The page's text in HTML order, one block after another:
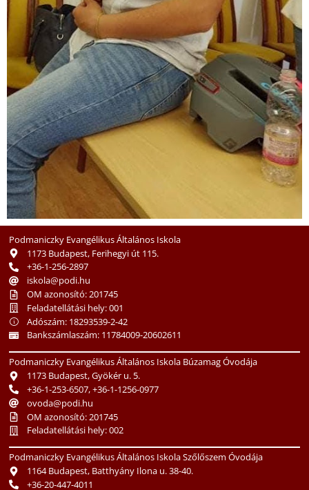
Podmaniczky Evangélikus Általános Iskola
1173 Budapest, Ferihegyi út 115.
+36-1-256-2897
iskola@podi.hu
OM azonosító: 201745
Feladatellátási hely: 001
Adószám: 18293539-2-42
Bankszámlaszám: 11784009-20602611
Podmaniczky Evangélikus Általános Iskola Búzamag Óvodája
1173 Budapest, Gyökér u. 5.
+36-1-253-6507, +36-1-1256-0977
ovoda@podi.hu
OM azonosító: 201745
Feladatellátási hely: 002
Podmaniczky Evangélikus Általános Iskola Szőlőszem Óvodája
1164 Budapest, Batthyány Ilona u. 38-40.
+36-20-447-4011